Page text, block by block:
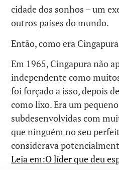
cidade dos sonhos – um
outros países do mundo.
Então, como era
Em 1965, Cingapura não
independente como
foi forçado a isso, depois
como lixo. Era um
subdesenvolvidas com
que ninguém no seu
considerava
Leia em:O líder que deu